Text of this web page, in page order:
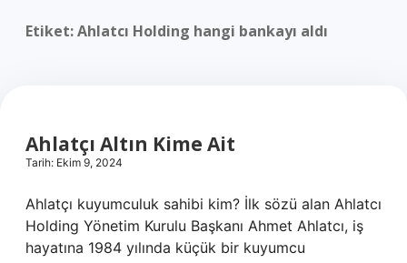
Politikası
Etiket:Ahlatcı Holding hangi bankayı aldı
Ahlatçı Altın Kime Ait
Tarih: Ekim 9, 2024
Ahlatçı kuyumculuk sahibi kim? İlk sözü alan Ahlatcı
Holding Yönetim Kurulu Başkanı Ahmet Ahlatcı, iş
hayatına 1984 yılında küçük bir kuyumcu